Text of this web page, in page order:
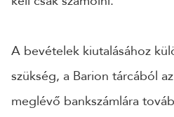
A bevételek kiutalásához
szükség, a Barion tárcából
meglévő bankszámlára